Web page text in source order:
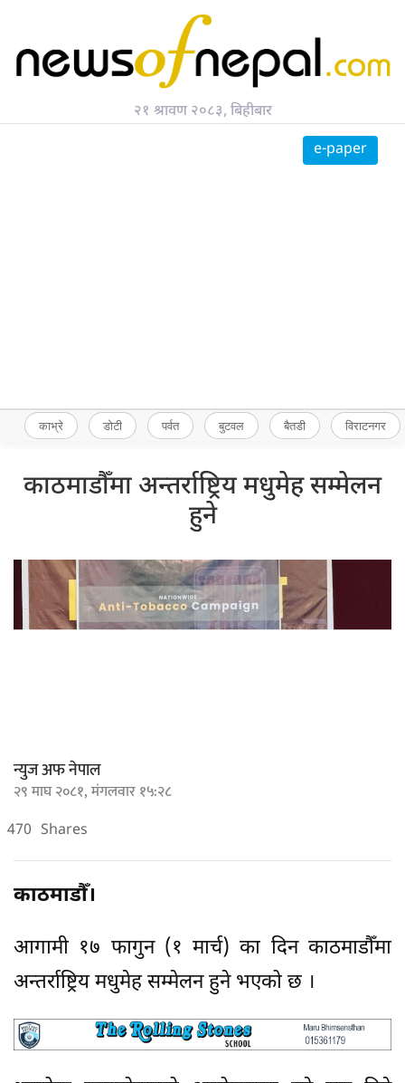
२१ श्रावण २०८३, बिहीबार
e-paper
सर्च गर्नुहोस्
काभ्रे डोटी पर्वत बुटवल बैतडी विराटनगर
काठमाडौँमा अन्तर्राष्ट्रिय मधुमेह सम्मेलन
हुने
न्युज अफ नेपाल
२९ माघ २०८१, मंगलवार १५:२८
470 Shares
काठमाडौँ।
आगामी १७ फागुन (१ मार्च) का दिन काठमाडौँमा
अन्तर्राष्ट्रिय मधुमेह सम्मेलन हुने भएको छ ।